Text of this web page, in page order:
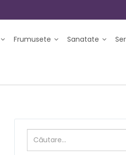
Frumusete Sanatate